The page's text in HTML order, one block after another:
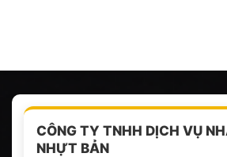
Tranh
Nhựt
Tín
Nhựt
Bản
Xưởng
Dương
Trọn
Gói
–
CÔNG TY TNHH DỊCH VỤ
NHỰT BẢN